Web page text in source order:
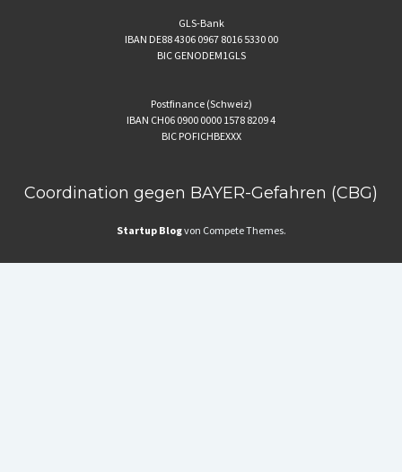
GLS-Bank
IBAN DE88 4306 0967 8016 5330 00
BIC GENODEM1GLS
Postfinance (Schweiz)
IBAN CH06 0900 0000 1578 8209 4
BIC POFICHBEXXX
Coordination gegen BAYER-Gefahren (CBG)
Startup Blogvon Compete Themes.